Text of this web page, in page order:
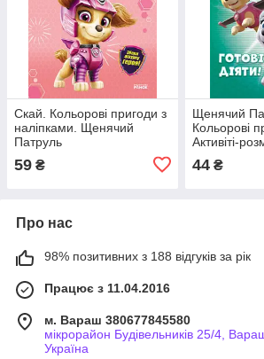
Скай. Кольорові пригоди з
наліпками. Щенячий
Патруль
59 ₴
Щенячий
Кольорові
Активіті-
44₴
Про нас
98% позитивних з 188 відгуків за рік
Працює з 11.04.2016
м. Вараш 380677845580
мікрорайон Будівельників 25/4,
Україна